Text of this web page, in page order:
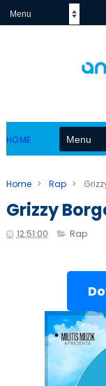
HOME
Home > Rap >
Grizzy
12:51:00 Rap